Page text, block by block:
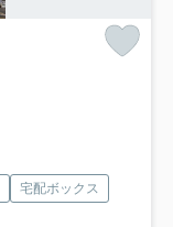
宅配ボックス